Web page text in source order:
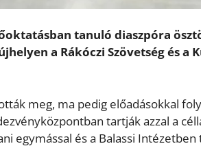
tanuló diaszpóra
a Rákóczi Szövetség és a
meg, ma pedig előadásokkal
tartják azzal a
egymással és a Balassi